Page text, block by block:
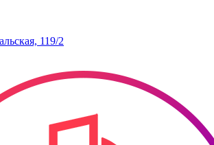
119/2